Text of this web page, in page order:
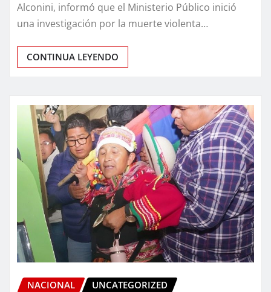
Alconini, informó que el Ministerio Público inició
una investigación por la muerte violenta…
CONTINUA LEYENDO
NACIONAL UNCATEGORIZED